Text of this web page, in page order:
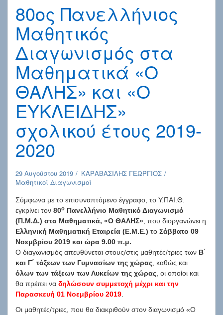
80ος Πανελλήνιος
Μαθητικός
Διαγωνισμός στα
Μαθηματικά «Ο
ΘΑΛΗΣ» και «Ο
ΕΥΚΛΕΙΔΗΣ»
σχολικού έτους 2019-
2020
29 Αυγούστου 2019
ΚΑΡΑΒΑΣΙΛΗΣ ΓΕΩΡΓΙΟΣ
Μαθητικοί Διαγωνισμοί
Σύμφωνα με το επισυναπτόμενο έγγραφο, το Υ.ΠΑΙ.Θ.
εγκρίνει τον 80ο Πανελλήνιο Μαθητικό Διαγωνισμό
(Π.Μ.Δ.) στα Μαθηματικά, «Ο ΘΑΛΗΣ» , που διοργανώνει η
Ελληνική Μαθηματική Εταιρεία (Ε.Μ.Ε.) το Σάββατο 09
Νοεμβρίου 2019 και ώρα 9.00 π.μ.
Ο διαγωνισμός απευθύνεται στους/στις μαθητές/τριες των Β΄
και Γ΄ τάξεων των Γυμνασίων της χώρας , καθώς και
όλων των τάξεων των Λυκείων της χώρας , οι οποίοι και
θα πρέπει να δηλώσουν συμμετοχή μέχρι και την
Παρασκευή 01 Νοεμβρίου 2019
Οι μαθητές/τριες, που θα διακριθούν στον διαγωνισμό «Ο